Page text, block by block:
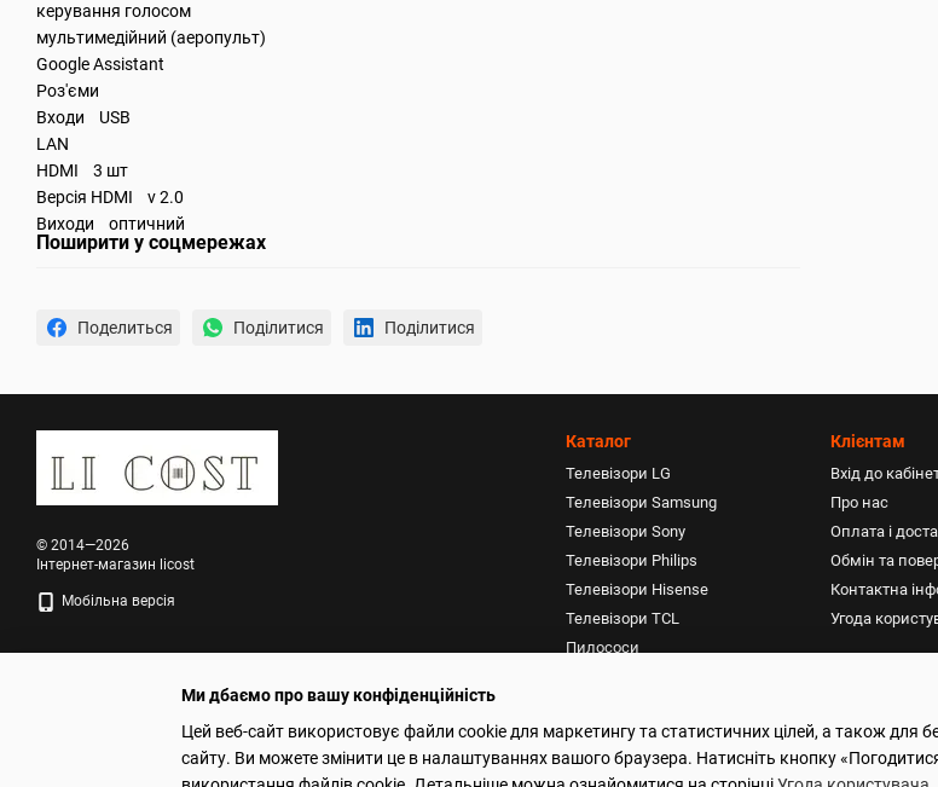
керування голосом
мультимедійний (аеропульт)
Google Assistant
Роз'єми
Входи USB
LAN
HDMI 3 шт
Версія HDMI v 2.0
Виходи оптичний
Поширити у соцмережах
Поделиться Поділитися Поділитися
© 2014—2026
Інтернет-магазин licost
Мобільна версія
Каталог
Телевізори LG
Телевізори Samsung
Телевізори Sony
Телевізори Philips
Телевізори Hisense
Телевізори TCL
Пилососи
Монітори
Клієнтам
Вхід до
Про нас
Оплата і
Обмін та
Контактна
Угода
Ми дбаємо про вашу конфіденційність
Цей веб-сайт використовує файли cookie для маркетингу та статистичних цілей, а також для
сайту. Ви можете змінити це в налаштуваннях вашого браузера. Натисніть кнопку